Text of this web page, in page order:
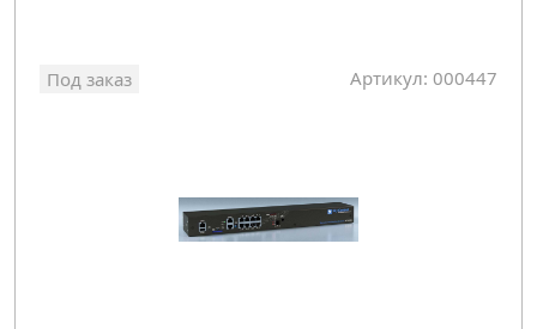
Под заказ Артикул: 000447